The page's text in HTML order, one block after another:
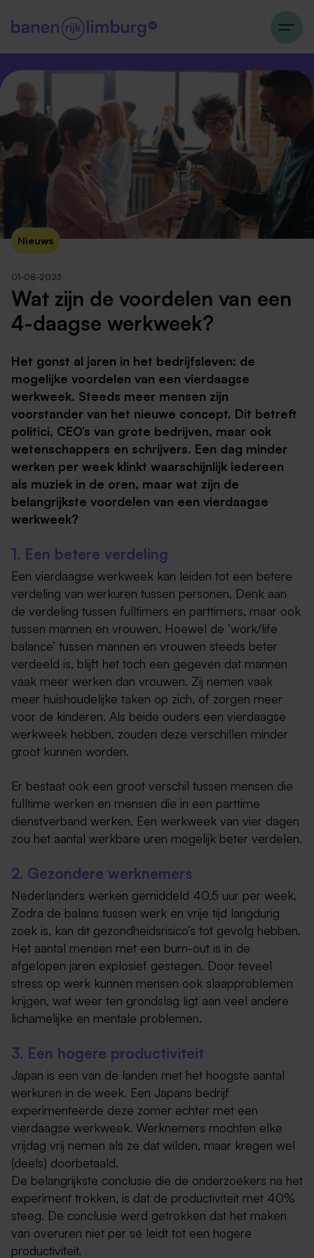
Nieuws
01-08-2023
Wat zijn de voordelen van een
4-daagse werkweek?
Het gonst al jaren in het bedrijfsleven: de
mogelijke voordelen van een vierdaagse
werkweek. Steeds meer mensen zijn
voorstander van het nieuwe concept. Dit betreft
politici, CEO’s van grote bedrijven, maar ook
wetenschappers en schrijvers. Een dag minder
werken per week klinkt waarschijnlijk iedereen
als muziek in de oren, maar wat zijn de
belangrijkste voordelen van een vierdaagse
werkweek?
1. Een betere verdeling
Een vierdaagse werkweek kan leiden tot een betere
verdeling van werkuren tussen personen. Denk aan
de verdeling tussen fulltimers en parttimers, maar ook
tussen mannen en vrouwen. Hoewel de ‘work/life
balance’ tussen mannen en vrouwen steeds beter
verdeeld is, blijft het toch een gegeven dat mannen
vaak meer werken dan vrouwen. Zij nemen vaak
meer huishoudelijke taken op zich, of zorgen meer
voor de kinderen. Als beide ouders een vierdaagse
werkweek hebben, zouden deze verschillen minder
groot kunnen worden.
Er bestaat ook een groot verschil tussen mensen die
fulltime werken en mensen die in een parttime
dienstverband werken. Een werkweek van vier dagen
zou het aantal werkbare uren mogelijk beter verdelen.
2. Gezondere werknemers
Nederlanders werken gemiddeld 40,5 uur per week.
Zodra de balans tussen werk en vrije tijd langdurig
zoek is, kan dit gezondheidsrisico’s tot gevolg hebben.
Het aantal mensen met een burn-out is in de
afgelopen jaren explosief gestegen. Door teveel
stress op werk kunnen mensen ook slaapproblemen
krijgen, wat weer ten grondslag ligt aan veel andere
lichamelijke en mentale problemen.
3. Een hogere productiviteit
Japan is een van de landen met het hoogste aantal
werkuren in de week. Een Japans bedrijf
experimenteerde deze zomer echter met een
vierdaagse werkweek. Werknemers mochten elke
vrijdag vrij nemen als ze dat wilden, maar kregen wel
(deels) doorbetaald.
De belangrijkste conclusie die de onderzoekers na het
experiment trokken, is dat de productiviteit met 40%
steeg. De conclusie werd getrokken dat het maken
van overuren niet per sé leidt tot een hogere
productiviteit.